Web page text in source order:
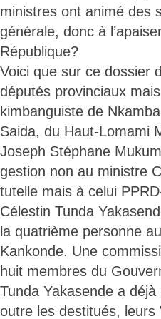
ministres ont animé des
générale, donc à
République?
Voici que sur ce dossier
députés provinciaux
kimbanguiste de
Saida, du Haut-Lomami
Joseph Stéphane
gestion non au ministre
tutelle mais à celui
Célestin Tunda
la quatrième personne
Kankonde. Une
huit membres du
Tunda Yakasende a
outre les destitués,